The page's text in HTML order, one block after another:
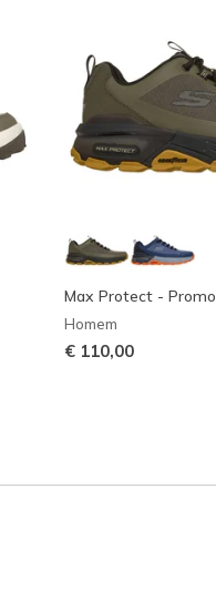
Max Protect -
Homem
€ 110,00